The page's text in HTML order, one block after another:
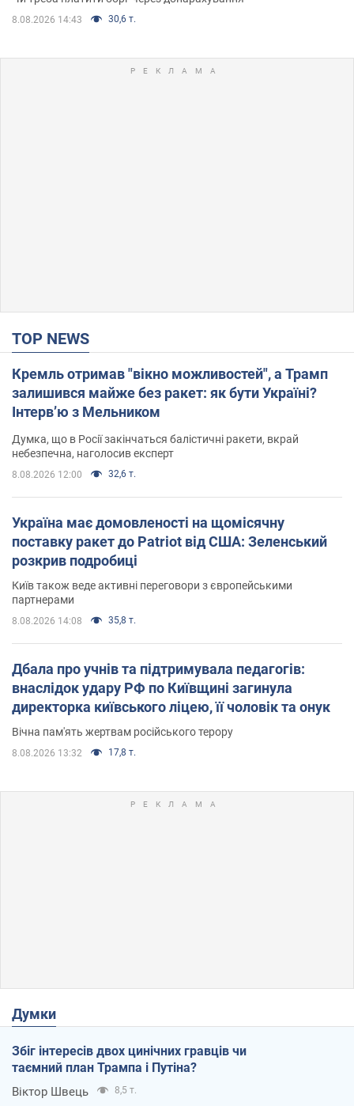
8.08.2026 14:43 30,6 т.
TOP NEWS
Кремль отримав "вікно можливостей", а Трамп
залишився майже без ракет: як бути Україні?
Інтерв’ю з Мельником
Думка, що в Росії закінчаться балістичні ракети, вкрай
небезпечна, наголосив експерт
8.08.2026 12:00 32,6 т.
Україна має домовленості на щомісячну
поставку ракет до Patriot від США: Зеленський
розкрив подробиці
Київ також веде активні переговори з європейськими
партнерами
8.08.2026 14:08 35,8 т.
Дбала про учнів та підтримувала педагогів:
внаслідок удару РФ по Київщині загинула
директорка київського ліцею, її чоловік та онук
Вічна пам'ять жертвам російського терору
8.08.2026 13:32 17,8 т.
Думки
Збіг інтересів двох цинічних гравців чи
таємний план Трампа і Путіна?
Віктор Швець 8,5 т.